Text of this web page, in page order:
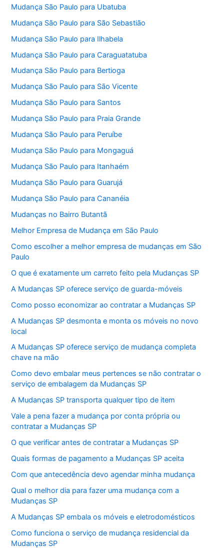
Mudança São Paulo para Ubatuba
Mudança São Paulo para São Sebastião
Mudança São Paulo para Ilhabela
Mudança São Paulo para Caraguatatuba
Mudança São Paulo para Bertioga
Mudança São Paulo para São Vicente
Mudança São Paulo para Santos
Mudança São Paulo para Praia Grande
Mudança São Paulo para Peruíbe
Mudança São Paulo para Mongaguá
Mudança São Paulo para Itanhaém
Mudança São Paulo para Guarujá
Mudança São Paulo para Cananéia
Mudanças no Bairro Butantã
Melhor Empresa de Mudança em São Paulo
Como escolher a melhor empresa de mudanças em São
Paulo
O que é exatamente um carreto feito pela Mudanças SP
A Mudanças SP oferece serviço de guarda-móveis
Como posso economizar ao contratar a Mudanças SP
A Mudanças SP desmonta e monta os móveis no novo
local
A Mudanças SP oferece serviço de mudança completa
chave na mão
Como devo embalar meus pertences se não contratar o
serviço de embalagem da Mudanças SP
A Mudanças SP transporta qualquer tipo de item
Vale a pena fazer a mudança por conta própria ou
contratar a Mudanças SP
O que verificar antes de contratar a Mudanças SP
Quais formas de pagamento a Mudanças SP aceita
Com que antecedência devo agendar minha mudança
Qual o melhor dia para fazer uma mudança com a
Mudanças SP
A Mudanças SP embala os móveis e eletrodomésticos
Como funciona o serviço de mudança residencial da
Mudanças SP